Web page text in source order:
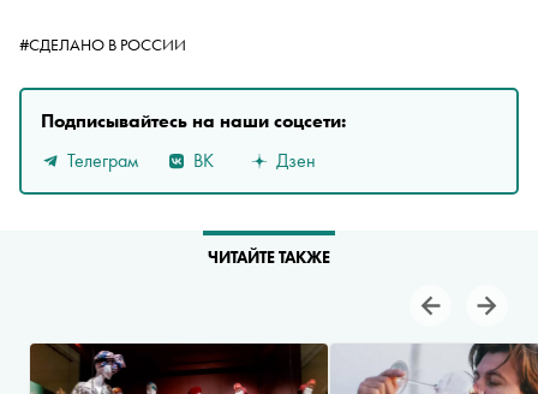
#СДЕЛАНО В РОССИИ
Подписывайтесь на наши соцсети:
Телеграм
ВК Дзен
ЧИТАЙТЕ ТАКЖЕ